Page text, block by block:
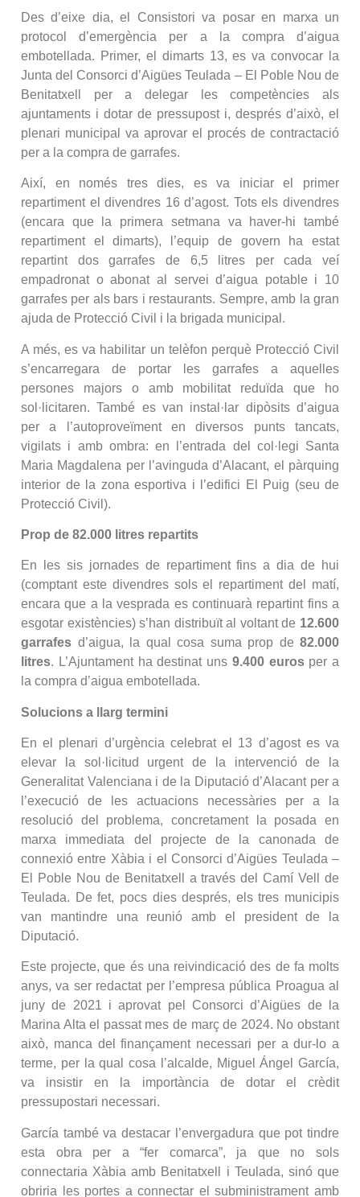
Des d’eixe dia, el Consistori va posar en marxa un
protocol d’emergència per a la compra d’aigua
embotellada. Primer, el dimarts 13, es va convocar la
Junta del Consorci d’Aigües Teulada – El Poble Nou de
Benitatxell per a delegar les competències als
ajuntaments i dotar de pressupost i, després d’això, el
plenari municipal va aprovar el procés de contractació
per a la compra de garrafes.
Així, en només tres dies, es va iniciar el primer
repartiment el divendres 16 d’agost. Tots els divendres
(encara que la primera setmana va haver-hi també
repartiment el dimarts), l’equip de govern ha estat
repartint dos garrafes de 6,5 litres per cada veí
empadronat o abonat al servei d’aigua potable i 10
garrafes per als bars i restaurants. Sempre, amb la gran
ajuda de Protecció Civil i la brigada municipal.
A més, es va habilitar un telèfon perquè Protecció Civil
s’encarregara de portar les garrafes a aquelles
persones majors o amb mobilitat reduïda que ho
sol·licitaren. També es van instal·lar dipòsits d’aigua
per a l’autoproveïment en diversos punts tancats,
vigilats i amb ombra: en l’entrada del col·legi Santa
Maria Magdalena per l’avinguda d’Alacant, el pàrquing
interior de la zona esportiva i l’edifici El Puig (seu de
Protecció Civil).
Prop de 82.000 litres repartits
En les sis jornades de repartiment fins a dia de hui
(comptant este divendres sols el repartiment del matí,
encara que a la vesprada es continuarà repartint fins a
esgotar existències) s’han distribuït al voltant de 12.600
garrafes d’aigua, la qual cosa suma prop de 82.000
litres. L’Ajuntament ha destinat uns 9.400 eurosper a
la compra d’aigua embotellada.
Solucions a llarg termini
En el plenari d’urgència celebrat el 13 d’agost es va
elevar la sol·licitud urgent de la intervenció de la
Generalitat Valenciana i de la Diputació d’Alacant per a
l’execució de les actuacions necessàries per a la
resolució del problema, concretament la posada en
marxa immediata del projecte de la canonada de
connexió entre Xàbia i el Consorci d’Aigües Teulada –
El Poble Nou de Benitatxell a través del Camí Vell de
Teulada. De fet, pocs dies després, els tres municipis
van mantindre una reunió amb el president de la
Diputació.
Este projecte, que és una reivindicació des de fa molts
anys, va ser redactat per l’empresa pública Proagua al
juny de 2021 i aprovat pel Consorci d’Aigües de la
Marina Alta el passat mes de març de 2024. No obstant
això, manca del finançament necessari per a dur-lo a
terme, per la qual cosa l’alcalde, Miguel Ángel García,
va insistir en la importància de dotar el crèdit
pressupostari necessari.
García també va destacar l’envergadura que pot tindre
esta obra per a “fer comarca”, ja que no sols
connectaria Xàbia amb Benitatxell i Teulada, sinó que
obriria les portes a connectar el subministrament amb